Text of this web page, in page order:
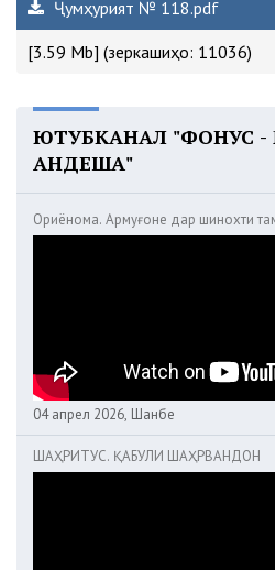
Ҷумҳурият № 118.pdf
[3.59 Mb] (зеркашиҳо: 11036)
ЮТУБКАНАЛ "ФОНУС
АНДЕША"
Ориёнома. Армуғоне дар шинохти
04 апрел 2026, Шанбе
ШАҲРИТУС. ҚАБУЛИ ШАҲРВАНДОН